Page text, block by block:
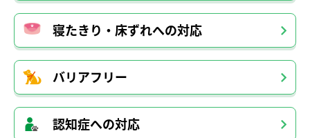
寝たきり・床ずれへの対応
バリアフリー
認知症への対応